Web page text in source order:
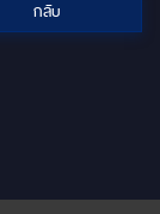
กลับ